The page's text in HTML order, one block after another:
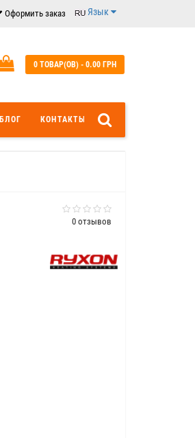
Оформить заказ Язык
0 ТОВАР(ОВ) - 0.00 ГРН
БЛОГ КОНТАКТЫ
0 отзывов